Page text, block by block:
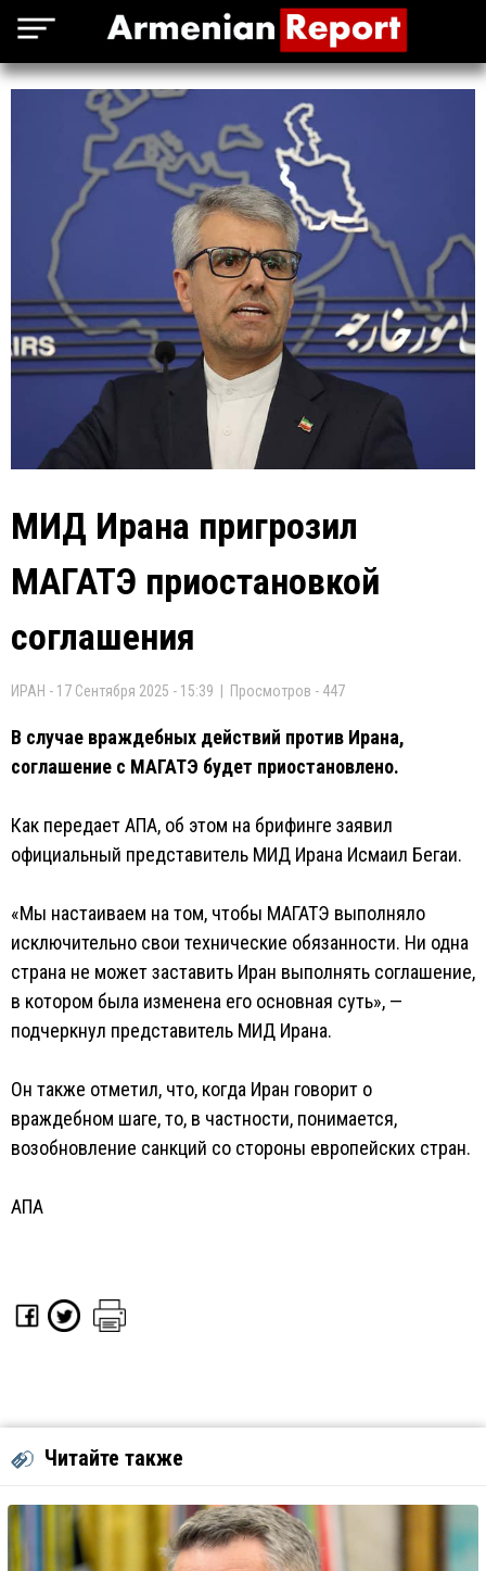
МИД Ирана пригрозил
МАГАТЭ приостановкой
соглашения
ИРАН - 17 Сентября 2025 - 15:39 | Просмотров - 447
В случае враждебных действий против Ирана,
соглашение с МАГАТЭ будет приостановлено.
Как передает АПА, об этом на брифинге заявил
официальный представитель МИД Ирана Исмаил Бегаи.
«Мы настаиваем на том, чтобы МАГАТЭ выполняло
исключительно свои технические обязанности. Ни одна
страна не может заставить Иран выполнять соглашение,
в котором была изменена его основная суть», —
подчеркнул представитель МИД Ирана.
Он также отметил, что, когда Иран говорит о
враждебном шаге, то, в частности, понимается,
возобновление санкций со стороны европейских стран.
АПА
Читайте также